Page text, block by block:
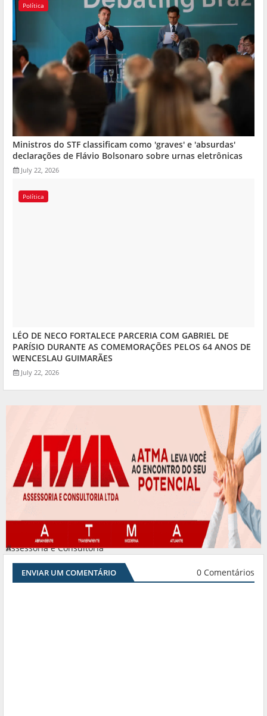
Política
Ministros do STF classificam como 'graves' e 'absurdas'
declarações de Flávio Bolsonaro sobre urnas eletrônicas
July 22, 2026
Política
LÉO DE NECO FORTALECE PARCERIA COM GABRIEL DE
PARÍSIO DURANTE AS COMEMORAÇÕES PELOS 64 ANOS DE
WENCESLAU GUIMARÃES
July 22, 2026
Assessoria e Consultoria
#
ENVIAR UM COMENTÁRIO 0 Comentários